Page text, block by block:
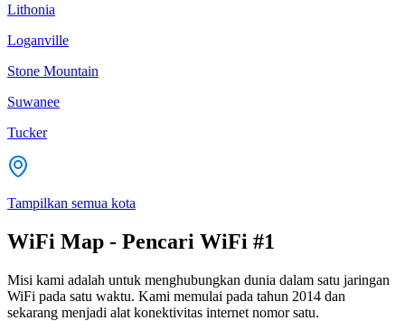
Lithonia
Loganville
Stone Mountain
Suwanee
Tucker
Tampilkan semua kota
WiFi Map - Pencari WiFi #1
Misi kami adalah untuk menghubungkan dunia dalam satu jaringan
WiFi pada satu waktu. Kami memulai pada tahun 2014 dan
sekarang menjadi alat konektivitas internet nomor satu.